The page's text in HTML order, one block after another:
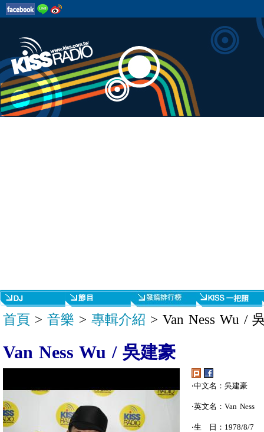
首頁 > 音樂 > 專輯介紹 > Van Ness Wu /
Van Ness Wu / 吳建豪
‧中文名：吳建豪
‧英文名：Van Ness
‧生 日：1978/8/7